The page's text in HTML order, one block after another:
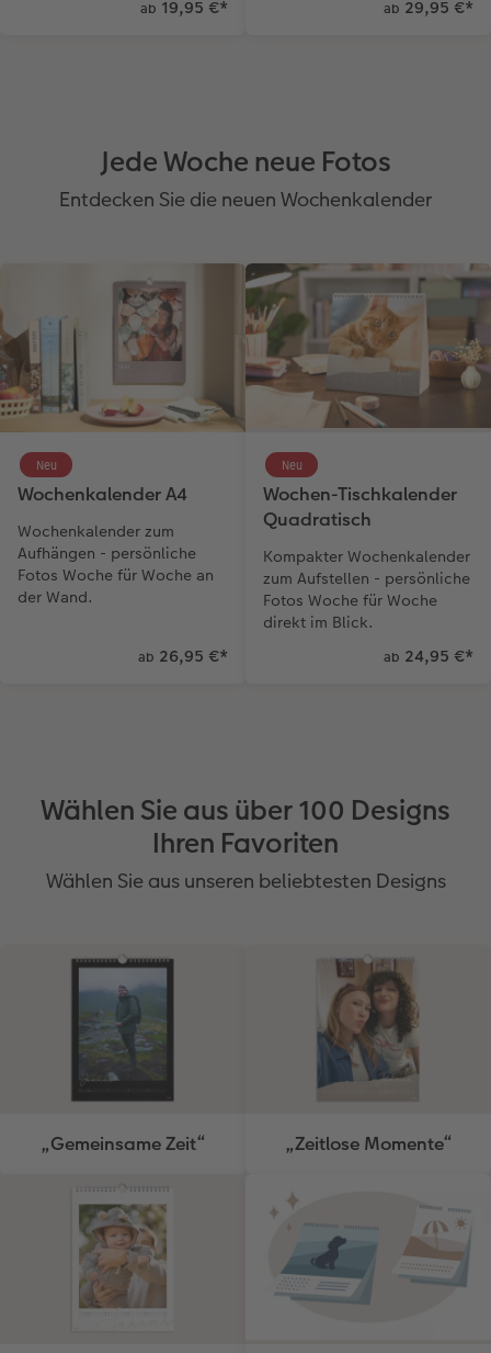
ab 19,95 €* ab 29,95 €*
Jede Woche neue Fotos
Entdecken Sie die neuen Wochenkalender
Wochenkalender A4
Wochenkalender zum
Aufhängen - persönliche
Fotos Woche für Woche an
der Wand.
Neu
ab 26,95 €*
Wochen-Tischkalender
Quadratisch
Kompakter Wochenkalender
zum Aufstellen - persönliche
Fotos Woche für Woche
direkt im Blick.
Neu
ab 24,95 €*
Wählen Sie aus über 100 Designs
Ihren Favoriten
Wählen Sie aus unseren beliebtesten Designs
„Gemeinsame Zeit“ „Zeitlose Momente“